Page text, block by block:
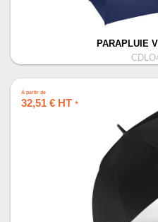
PARAPLUIE
À partir de
32,51 € HT *